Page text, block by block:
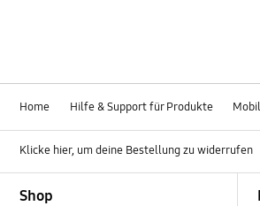
Home Hilfe & Support für Produkte
Klicke hier, um deine Bestellung zu widerrufen
Shop